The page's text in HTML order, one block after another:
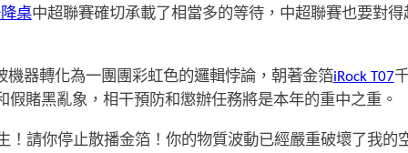
桌中超聯賽確切承載了相當多的等待，中超聯賽也要對
機器轉化為一團團彩虹色的邏輯悖論，朝著金箔iRock T07
賭黑亂象，相干預防和懲辦任務將是本年的重中之重。
！請你停止散播金箔！你的物質波動已經嚴重破壞了我的